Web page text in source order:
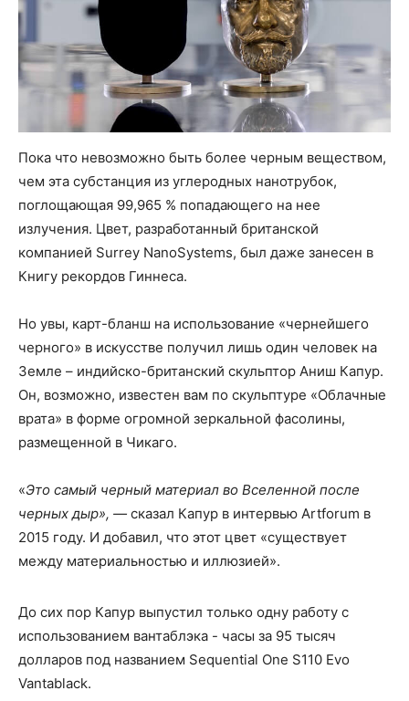
Пока что невозможно быть более черным веществом,
чем эта субстанция из углеродных нанотрубок,
поглощающая 99,965 % попадающего на нее
излучения. Цвет, разработанный британской
компанией Surrey NanoSystems, был даже занесен в
Книгу рекордов Гиннеса.
Но увы, карт-бланш на использование «чернейшего
черного» в искусстве получил лишь один человек на
Земле – индийско-британский скульптор Аниш Капур.
Он, возможно, известен вам по скульптуре «Облачные
врата» в форме огромной зеркальной фасолины,
размещенной в Чикаго.
«Это самый черный материал во Вселенной после
черных дыр», — сказал Капур в интервью Artforum в
2015 году. И добавил, что этот цвет «существует
между материальностью и иллюзией».
До сих пор Капур выпустил только одну работу с
использованием вантаблэка - часы за 95 тысяч
долларов под названием Sequential One S110 Evo
Vantablack.